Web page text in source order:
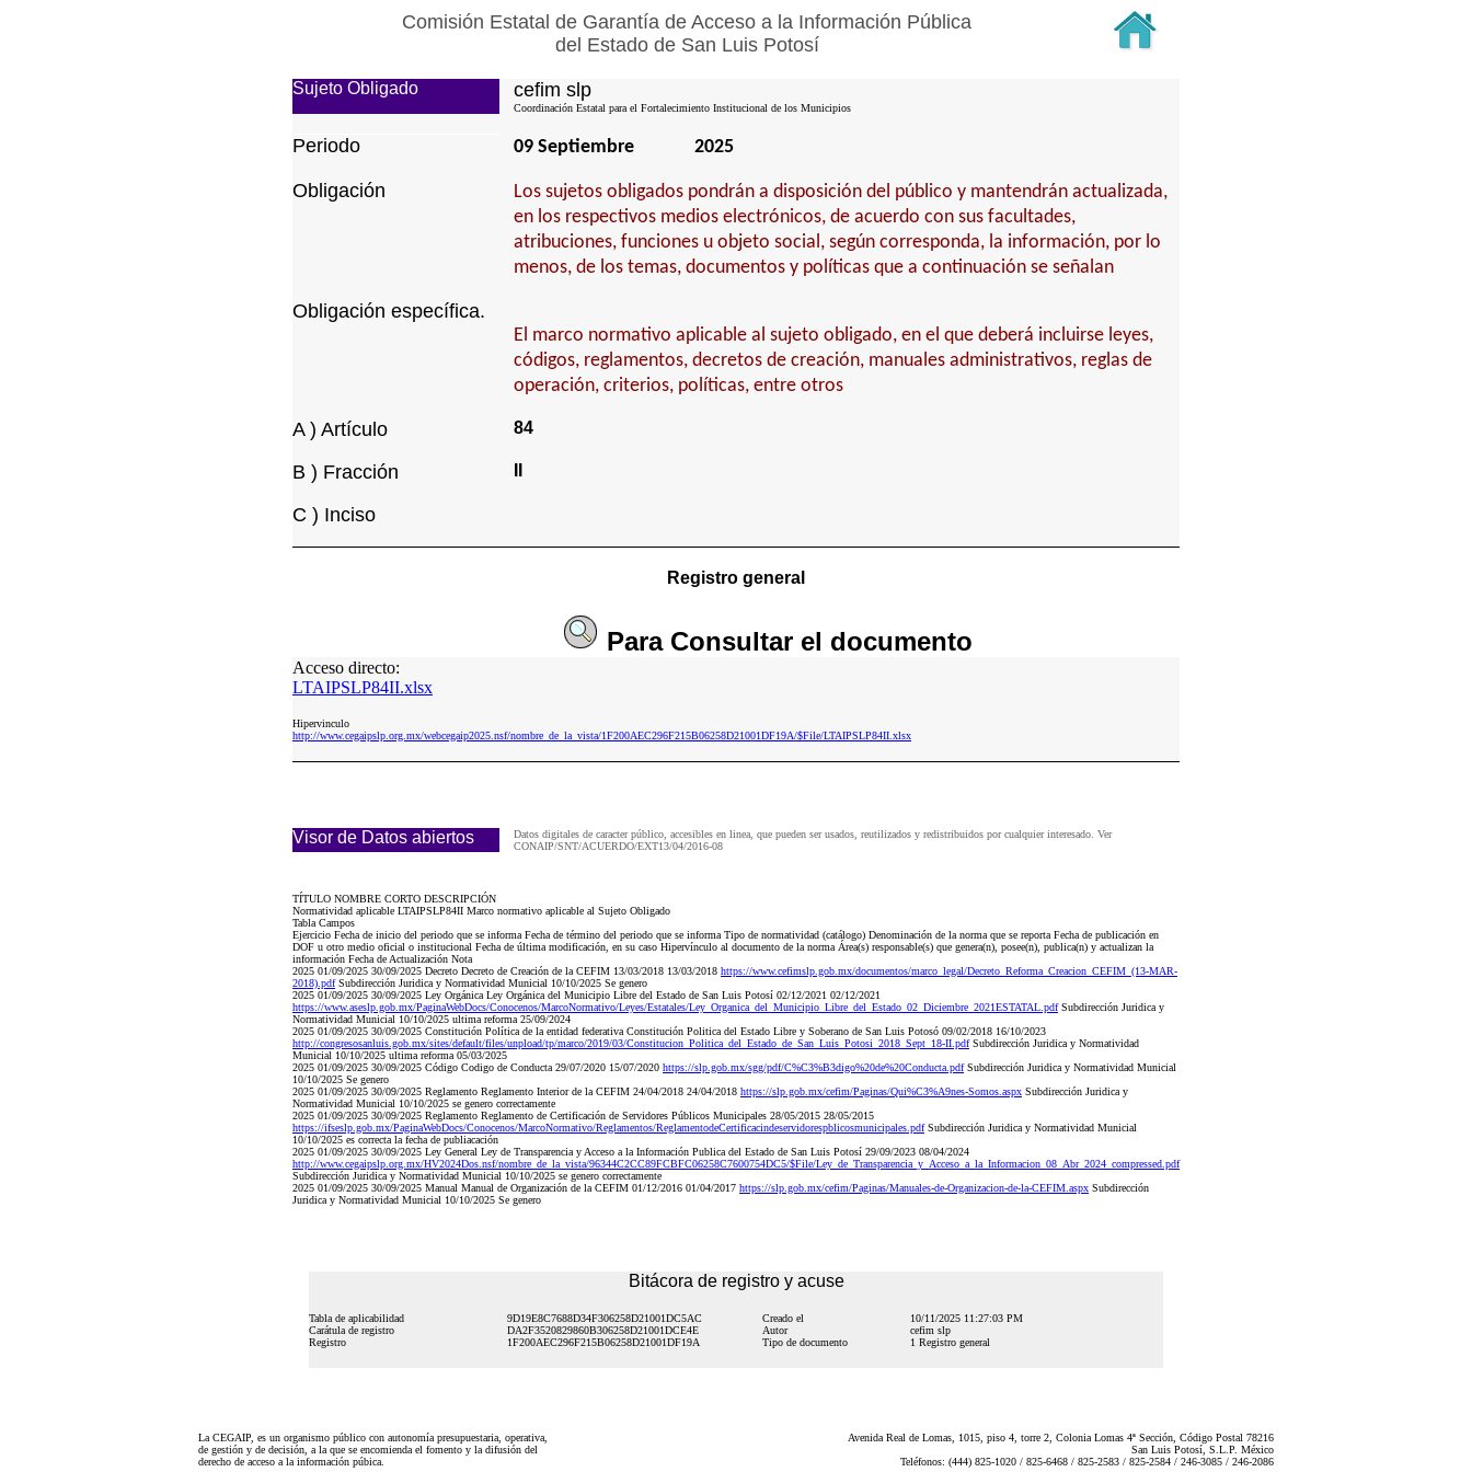
Comisión Estatal de Garantía de Acceso a la Información Pública
del Estado de San Luis Potosí
Sujeto Obligado cefim slp
Coordinación Estatal para el Fortalecimiento Institucional de los Municipios
Periodo 09 Septiembre 2025
Obligación
Los sujetos obligados pondrán a disposición del público y mantendrán actualizada,
en los respectivos medios electrónicos, de acuerdo con sus facultades,
atribuciones, funciones u objeto social, según corresponda, la información, por lo
menos, de los temas, documentos y políticas que a continuación se señalan
Obligación específica.
El marco normativo aplicable al sujeto obligado, en el que deberá incluirse leyes,
códigos, reglamentos, decretos de creación, manuales administrativos, reglas de
operación, criterios, políticas, entre otros
A ) Artículo 84
B ) Fracción
C ) Inciso
Registro general
Para Consultar el documento
Acceso directo:
LTAIPSLP84II.xlsx
Hipervinculo
http://www.cegaipslp.org.mx/webcegaip2025.nsf/nombre_de_la_vista/1F200AEC296F215B06258D21001DF19A/$File/LTAIPSLP84II.xlsx
Visor de Datos abiertos
Datos digitales de caracter público, accesibles en linea, que pueden ser usados, reutilizados y redistribuidos por cualquier interesado. Ver
CONAIP/SNT/ACUERDO/EXT13/04/2016-08
TÍTULO NOMBRE CORTO DESCRIPCIÓN
Normatividad aplicable LTAIPSLP84II Marco normativo aplicable al Sujeto Obligado
Tabla Campos
Ejercicio Fecha de inicio del periodo que se informa Fecha de término del periodo que se informa Tipo de normatividad (catálogo) Denominación de la norma que se reporta Fecha de publicación en
DOF u otro medio oficial o institucional Fecha de última modificación, en su caso Hipervínculo al documento de la norma Área(s) responsable(s) que genera(n), posee(n), publica(n) y actualizan la
información Fecha de Actualización Nota
2025 01/09/2025 30/09/2025 Decreto Decreto de Creación de la CEFIM 13/03/2018 13/03/2018 https://www.cefimslp.gob.mx/documentos/marco_legal/Decreto_Reforma_Creacion_CEFIM_(13-MAR-
2018).pdfSubdirección Juridica y Normatividad Municial 10/10/2025 Se genero
2025 01/09/2025 30/09/2025 Ley Orgánica Ley Orgánica del Municipio Libre del Estado de San Luis Potosí 02/12/2021 02/12/2021
https://www.aseslp.gob.mx/PaginaWebDocs/Conocenos/MarcoNormativo/Leyes/Estatales/Ley_Organica_del_Municipio_Libre_del_Estado_02_Diciembre_2021ESTATAL.pdfSubdirección Juridica y
Normatividad Municial 10/10/2025 ultima reforma 25/09/2024
2025 01/09/2025 30/09/2025 Constitución Política de la entidad federativa Constitución Politica del Estado Libre y Soberano de San Luis Potosó 09/02/2018 16/10/2023
http://congresosanluis.gob.mx/sites/default/files/unpload/tp/marco/2019/03/Constitucion_Politica_del_Estado_de_San_Luis_Potosi_2018_Sept_18-II.pdfSubdirección Juridica y Normatividad
Municial 10/10/2025 ultima reforma 05/03/2025
2025 01/09/2025 30/09/2025 Código Codigo de Conducta 29/07/2020 15/07/2020 https://slp.gob.mx/sgg/pdf/C%C3%B3digo%20de%20Conducta.pdfSubdirección Juridica y Normatividad Municial
10/10/2025 Se genero
2025 01/09/2025 30/09/2025 Reglamento Reglamento Interior de la CEFIM 24/04/2018 24/04/2018 https://slp.gob.mx/cefim/Paginas/Qui%C3%A9nes-Somos.aspx Subdirección Juridica y
Normatividad Municial 10/10/2025 se genero correctamente
2025 01/09/2025 30/09/2025 Reglamento Reglamento de Certificación de Servidores Públicos Municipales 28/05/2015 28/05/2015
https://ifseslp.gob.mx/PaginaWebDocs/Conocenos/MarcoNormativo/Reglamentos/ReglamentodeCertificacindeservidorespblicosmunicipales.pdfSubdirección Juridica y Normatividad Municial
10/10/2025 es correcta la fecha de publiacación
2025 01/09/2025 30/09/2025 Ley General Ley de Transparencia y Acceso a la Información Publica del Estado de San Luis Potosí 29/09/2023 08/04/2024
http://www.cegaipslp.org.mx/HV2024Dos.nsf/nombre_de_la_vista/96344C2CC89FCBFC06258C7600754DC5/$File/Ley_de_Transparencia_y_Acceso_a_la_Informacion_08_Abr_2024_compressed.pdf
Subdirección Juridica y Normatividad Municial 10/10/2025 se genero correctamente
2025 01/09/2025 30/09/2025 Manual Manual de Organización de la CEFIM 01/12/2016 01/04/2017 https://slp.gob.mx/cefim/Paginas/Manuales-de-Organizacion-de-la-CEFIM.aspx Subdirección
Juridica y Normatividad Municial 10/10/2025 Se genero
Bitácora de registro y acuse
Tabla de aplicabilidad 9D19E8C7688D34F306258D21001DC5AC Creado el
10/11/2025 11:27:03 PM
Carátula de registro
DA2F3520829860B306258D21001DCE4E Autor
cefim slp
Registro
1F200AEC296F215B06258D21001DF19A Tipo de documento 1 Registro general
La CEGAIP, es un organismo público con autonomía presupuestaria, operativa,
de gestión y de decisión, a la que se encomienda el fomento y la difusión del
derecho de acceso a la información púbica.
Avenida Real de Lomas, 1015, piso 4, torre 2, Colonia Lomas 4ª Sección, Código Postal 78216
San Luis Potosí, S.L.P. México
Teléfonos: (444) 825-1020 / 825-6468 / 825-2583 / 825-2584 / 246-3085 / 246-2086